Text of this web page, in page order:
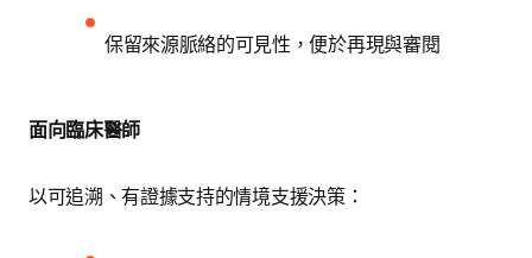
保留來源脈絡的可見性，便於再現與審閱
面向臨床醫師
以可追溯、有證據支持的情境支援決策：